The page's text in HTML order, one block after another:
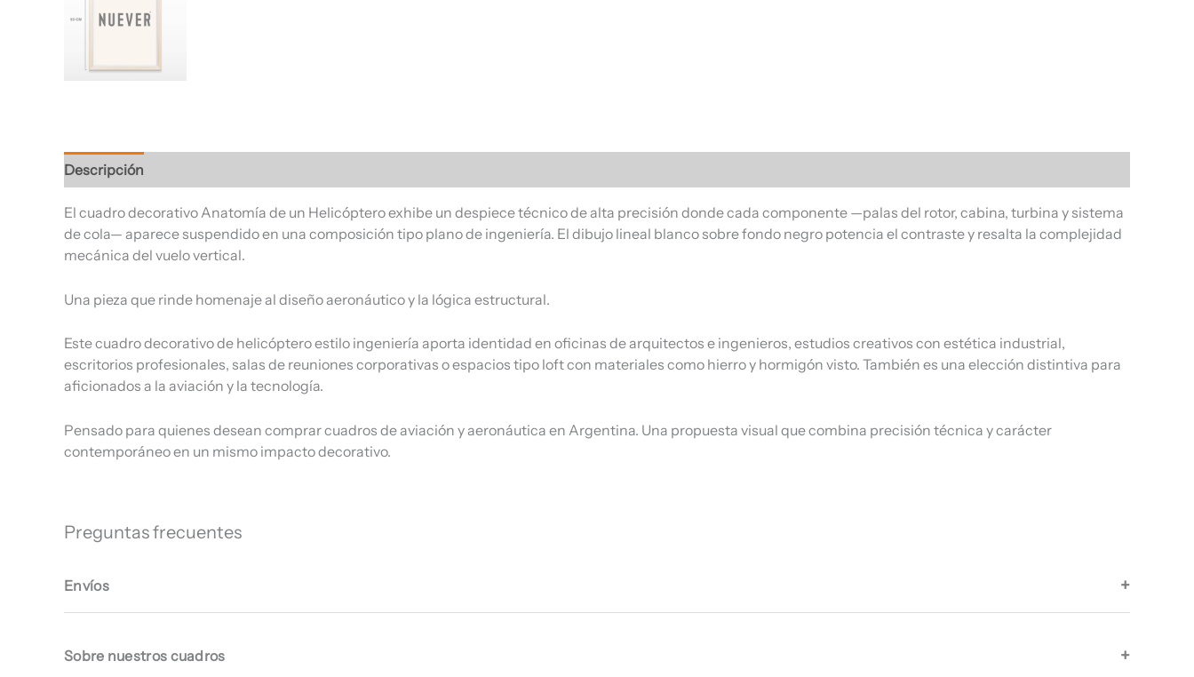
Descripción
El cuadro decorativo Anatomía de un Helicóptero exhibe un despiece técnico de alta precisión donde cada componente —palas del rotor, cabina, turbina y sistema
de cola— aparece suspendido en una composición tipo plano de ingeniería. El dibujo lineal blanco sobre fondo negro potencia el contraste y resalta la complejidad
mecánica del vuelo vertical.
Una pieza que rinde homenaje al diseño aeronáutico y la lógica estructural.
Este cuadro decorativo de helicóptero estilo ingeniería aporta identidad en oficinas de arquitectos e ingenieros, estudios creativos con estética industrial,
escritorios profesionales, salas de reuniones corporativas o espacios tipo loft con materiales como hierro y hormigón visto. También es una elección distintiva para
aficionados a la aviación y la tecnología.
Pensado para quienes desean comprar cuadros de aviación y aeronáutica en Argentina. Una propuesta visual que combina precisión técnica y carácter
contemporáneo en un mismo impacto decorativo.
Preguntas frecuentes
Envíos
Sobre nuestros cuadros